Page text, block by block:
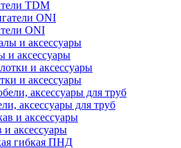
TDM
ONI
и аксессуары
и аксессуары
аксессуары для труб
и аксессуары